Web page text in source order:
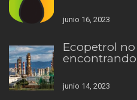
junio 16, 2023
Ecopetrol
junio 14, 2023